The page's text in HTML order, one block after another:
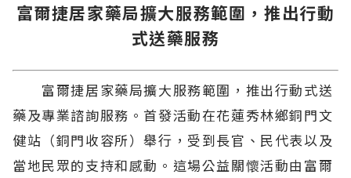
富爾捷居家藥局擴大服務範圍，推出行動
式送藥服務
富爾捷居家藥局擴大服務範圍，推出行動式送
藥及專業諮詢服務。首發活動在花蓮秀林鄉銅門文
健站（銅門收容所）舉行，受到長官、民代表以及
當地民眾的支持和感動。這場公益關懷活動由富爾